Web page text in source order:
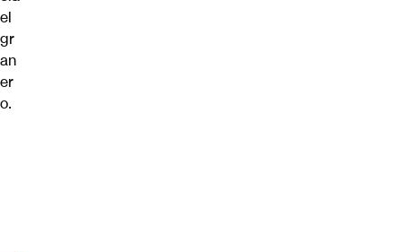
el
gr
an
er
o.